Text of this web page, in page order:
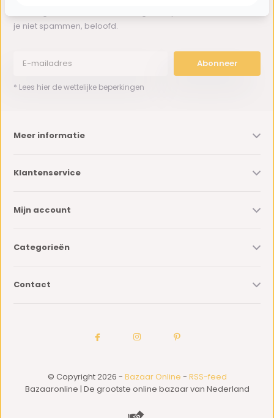
je niet spammen, beloofd.
Abonneer
* Lees hier de wettelijke beperkingen
Meer informatie
Klantenservice
Mijn account
Categorieën
Contact
© Copyright 2026 - Bazaar Online - RSS-feed
Bazaaronline | De grootste online bazaar van Nederland